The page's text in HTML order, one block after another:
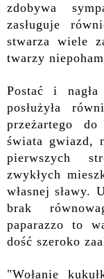
zdobywa
zasługuje
stwarza wiele
twarzy
Postać i
posłużyła
przeżartego
świata gwiazd,
pierwszych
zwykłych
własnej sławy.
brak
paparazzo to
dość szeroko
"Wołanie